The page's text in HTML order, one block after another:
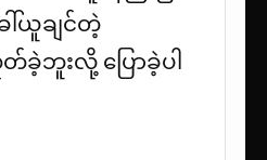
ါ်ယူချင်တဲ့
ခဲ့ဘူးလို့ ပြောခဲ့ပါ